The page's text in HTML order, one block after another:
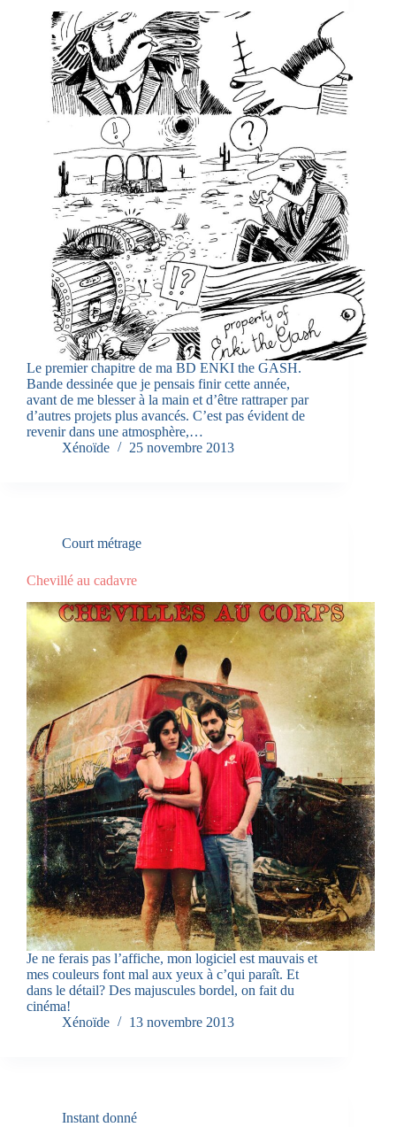
Le premier chapitre de ma BD ENKI the GASH.
Bande dessinée que je pensais finir cette année,
avant de me blesser à la main et d’être rattraper par
d’autres projets plus avancés. C’est pas évident de
revenir dans une atmosphère,…
Xénoïde
25 novembre 2013
Court métrage
Chevillé au cadavre
Je ne ferais pas l’affiche, mon logiciel est mauvais et
mes couleurs font mal aux yeux à c’qui paraît. Et
dans le détail? Des majuscules bordel, on fait du
cinéma!
Xénoïde
13 novembre 2013
Instant donné